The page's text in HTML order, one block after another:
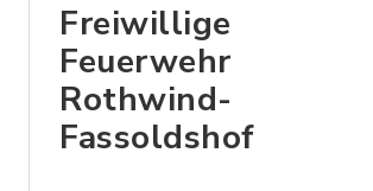
Freiwillige
Feuerwehr
Rothwind-
Fassoldshof